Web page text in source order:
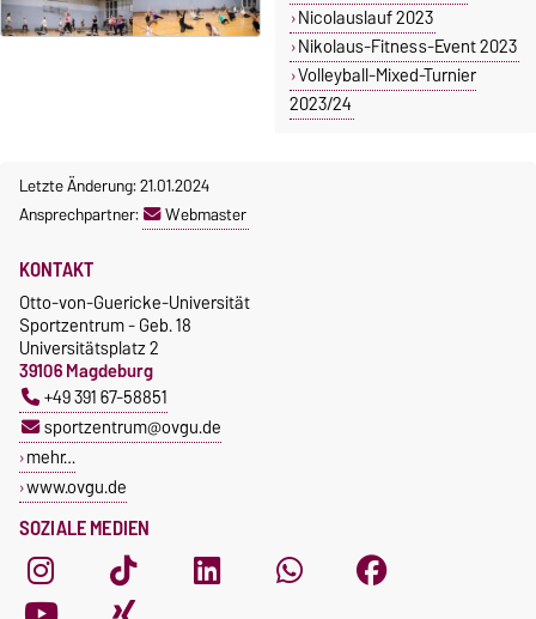
Nicolauslauf 2023
Nikolaus-Fitness-Event 2023
Volleyball-Mixed-Turnier
2023/24
Letzte Änderung: 21.01.2024
Ansprechpartner:
Webmaster
SOZIALE MEDIEN
KONTAKT
Otto-von-Guericke-Universität
Sportzentrum - Geb. 18
Universitätsplatz 2
39106 Magdeburg
+49 391 67-58851
sportzentrum@ovgu.de
mehr…
www.ovgu.de